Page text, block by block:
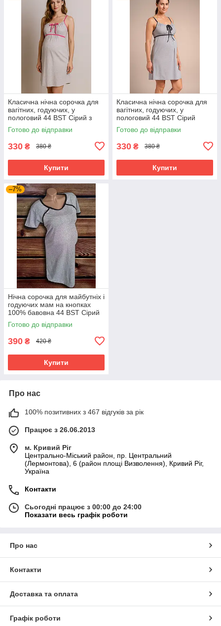
Класична нічна сорочка для
вагітних, годуючих, у
пологовий 44 BST Сірий з
рожевим
Готово до відправки
330 ₴ 380 ₴
Купити
Класична нічна сорочка для
вагітних, годуючих, у
пологовий 44 BST Сірий
Готово до відправки
330 ₴ 380 ₴
Купити
–7%
Нічна сорочка для майбутніх і
годуючих мам на кнопках
100% бавовна 44 BST Сірий
3305-3
Готово до відправки
390 ₴ 420 ₴
Купити
Про нас
100% позитивних з 467 відгуків за рік
Працює з 26.06.2013
м. Кривий Ріг
Центрально-Міський район, пр. Центральний
(Лермонтова), 6 (район площі Визволення), Кривий Ріг,
Україна
Контакти
Сьогодні працює з 00:00 до 24:00
Показати весь графік роботи
Про нас
Контакти
Доставка та оплата
Графік роботи